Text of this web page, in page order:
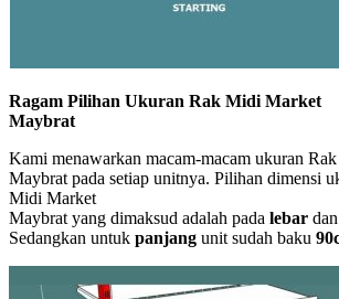
Ragam Pilihan Ukuran Rak Midi Market
Maybrat
Kami menawarkan macam-macam ukuran
Maybrat pada setiap unitnya. Pilihan dimensi
Midi Market
Maybrat yang dimaksud adalah pada lebar dan
Sedangkan untuk panjang unit sudah baku